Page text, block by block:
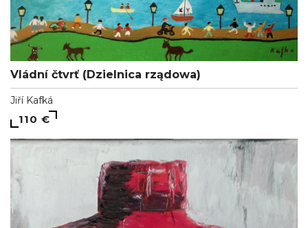
Vládní čtvrť (Dzielnica rządowa)
Jiří Kafká
110 €